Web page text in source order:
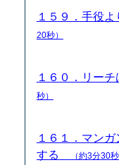
１５９．手役
20秒）
１６０．リー
秒）
１６１．マン
する
（約3分30秒